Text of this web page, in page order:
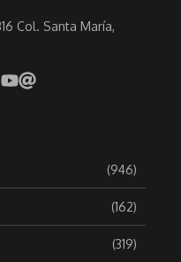
Col. Santa María,
(946)
(162)
(319)